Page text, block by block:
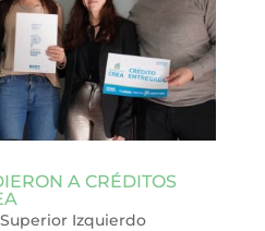
A CRÉDITOS
Superior Izquierdo